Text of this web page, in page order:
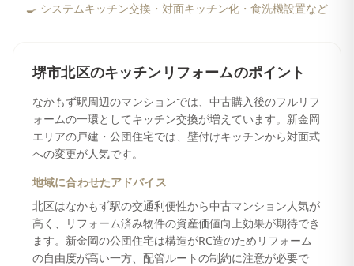
🍳 システムキッチン交換・対面キッチン化・食洗機設置など
堺市北区のキッチンリフォームのポイント
なかもず駅周辺のマンションでは、中古購入後のフルリフ
ォームの一環としてキッチン交換が増えています。新金岡
エリアの戸建・公団住宅では、壁付けキッチンから対面式
への変更が人気です。
地域に合わせたアドバイス
北区はなかもず駅の交通利便性から中古マンション人気が
高く、リフォーム済み物件の資産価値向上効果が期待でき
ます。新金岡の公団住宅は構造がRC造のためリフォーム
の自由度が高い一方、配管ルートの制約に注意が必要で